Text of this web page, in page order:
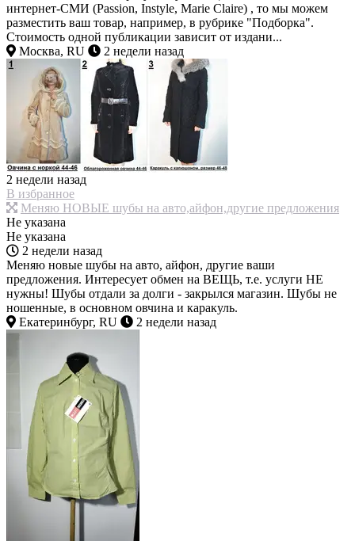
интернет-СМИ (Passion, Instyle, Marie Claire) , то мы можем
разместить ваш товар, например, в рубрике "Подборка".
Стоимость одной публикации зависит от издани...
Москва, RU
2 недели назад
2 недели назад
В избранное
Меняю НОВЫЕ шубы на авто,айфон,другие предложения
Не указана
Не указана
2 недели назад
Меняю новые шубы на авто, айфон, другие ваши
предложения. Интересует обмен на ВЕЩЬ, т.е. услуги НЕ
нужны! Шубы отдали за долги - закрылся магазин. Шубы не
ношенные, в основном овчина и каракуль.
Екатеринбург, RU
2 недели назад